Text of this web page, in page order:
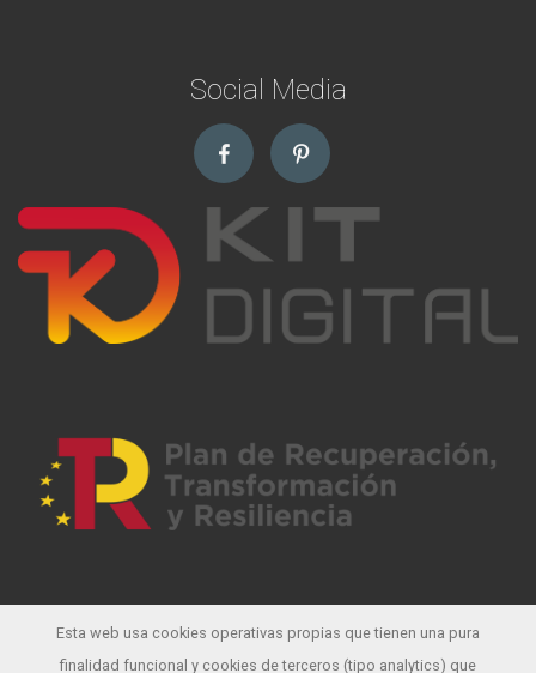
Social Media
Esta web usa cookies operativas propias que tienen una pura
finalidad funcional y cookies de terceros (tipo analytics) que